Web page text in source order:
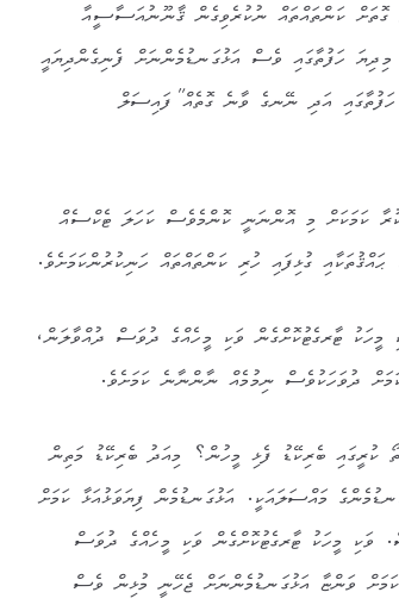
ކަންތައްތައް ނުކުރެވިގެން ޤާނޫނުއަސާސީއާ
ހަފުތާގައި ވެސް އަޅުގަނޑުމެންނަށް ފެނިގެންދިޔައީ
އަދި ނޭނގެ ވާނެ ގޮތެއް”ފައިސަލް
ކަމަކަށް މި އޮންނަނީ ކޮންމެވެސް ކަހަލަ ޓެކްސެއް
ގުޅިފައި ހުރި ކަންތައްތައް ހަނިކުރުންކަމަށެވެ.
ޓާރގެޓުކޮށްގެން ވަކި މީހެއްގެ ދުވަސް ދުއްވާލަން،
ދުވަހަކުވެސް ނިމުމެއް ނާންނާނެ ކަމަށެވެ.
ކުރީގައި ބެރިކޭޑު ފެޅި މީހުން؟ މިއަދު ބެރިކޭޑު މަތިން
މައްސަލައަކީ. އަޅުގަނޑުމެން ފިޔަވަޅުއަޅާ ކަމަށް
ވަކި މީހަކު ޓާރގެޓުކޮށްގެން ވަކި މީހެއްގެ ދުވަސް
ވަންޏާ އަޅުގަނޑުމެންނަށް ޖެހޭނީ މުޅިން ވެސް